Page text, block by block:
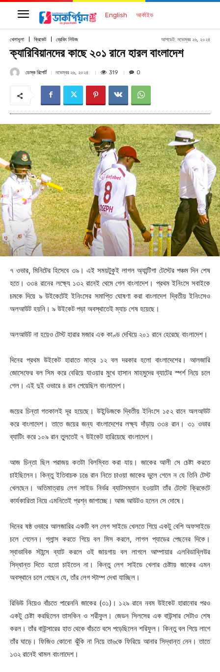
English আর্কাইভ
খেলাধূলা ক্রিকেট ব্রেকিং নিউজ আপডেট: নভেম্বর ২৬, ২০২৪
ক্যারিবিয়ানদের কাছে ২০১ রানে হারল বাংলাদেশ
ডেস্ক রিপোর্ট নভেম্বর ২৬, ২০২৪ 319 0
৭ ওভার, মিনিটের হিসেবে ৩৯। এই সময়টুকুই লাগল অ্যান্টিগা টেস্টের পঞ্চম দিন শেষ
হতে। ৩৩৪ রানের লক্ষ্যে ১৩২ রানেই থেমে গেল বাংলাদেশ। প্রথম ইনিংসে সবাইকে
চমকে দিয়ে ৯ উইকেটেই ইনিংসের সমাপ্তি ঘোষণা করা বাংলাদেশ দ্বিতীয় ইনিংসেও
অলআউট হয়নি। ৯ উইকেট পড়া অবস্থাতেই ম্যাচ শেষ হয়েছে।
অলআউট না হয়েও টেস্ট হারার মজার এক কাণ্ড দেখিয়ে ২০১ রানে হেরেছে বাংলাদেশ।
দিনের প্রথম উইকেট হারাতে মাত্র ১২ বল দরকার হলো বাংলাদেশের। আলজারি
জোসেফের বল সিম করে বেরিয়ে যাওয়ার মুখে হাসান মাহমুদের ব্যাটের স্পর্শ নিয়ে চলে
গেল। এই দুই ওভারে ৪ রান পেয়েছিল বাংলাদেশ।
জয়ের চিন্তা গতকালই দূর হয়েছে। উইন্ডিজকে দ্বিতীয় ইনিংসে ১৫২ রানে অলআউট
করে বাংলাদেশ। তাতে জয়ের জন্য বাংলাদেশের লক্ষ্য দাঁড়ায় ৩৩৪ রান। ৩১ ওভার
ব্যাটিং করে ১০৯ রান তুলতেই ৭ উইকেট হারিয়েছে বাংলাদেশ।
আজ চিন্তা ছিল পরাজয় কতটা বিলম্বিত করা যায়। জাকের আলী সে চেষ্টা করতে
চাইছিলেন। কিন্তু ইতিবাচক ঢঙে রান নিতে চাওয়া জাকের ভুলে গেলে ন যে তিনি টেস্ট
খেলছেন। অতিমাত্রায় লেগ সাইড নির্ভর ব্যাটসম্যান হওয়াটা তাঁর টেস্টে ক্রিকেটে
কার্যকারিতা নিয়ে এমনিতেই প্রশ্ন জাগাচ্ছে। আজ আউটও হলেন সে দোষে।
দিনের ষষ্ঠ ওভারে আলজারির একটি বল লেগ সাইডে খেলতে গিয়ে একটু বেশি অফসাইডে
চলে গেলেন। গ্লান্স করতে গিয়ে বল মিস করলে, লাগল প্যাডের পেছনের দিকে।
স্বাভাবিক স্টান্সে ব্যাট করলে ওই জায়গায় বল লাগলে আম্পায়ার এলবিডাব্লিউর
সিদ্ধান্ত দিতে হতো চাইতেন না। কিন্তু লেগ সাইডে খেলার চেষ্টায় জাকের এমন
অবস্থানে চলে গেছেন যে, তাঁর লেগ স্টাম্প দেখা যাচ্ছিল।
রিভিউ নিয়েও বাঁচতে পারেননি জাকের (৩১)। ১২৯ রানে নবম উইকেট হারানোর পরও
একটু চেষ্টা করছিলেন তাসকিন ও শরীফুল। জেডন সিলসের এক বাউন্সার সেটাও শেষ
করল। তাঁর বাউন্সারের হাত থেকে বাঁচতে বসে পড়েছিলেন শরিফুল। কিন্তু বল গিয়ে লাগে
তাঁর ঘাড়ে। ফিজিও কোনো ঝুঁকি না নিয়ে তা৬কে ফিরিয়ে আনার সিদ্ধান্ত নেন। তাতে
১৩২ রানেই থামল বাংলাদেশ।